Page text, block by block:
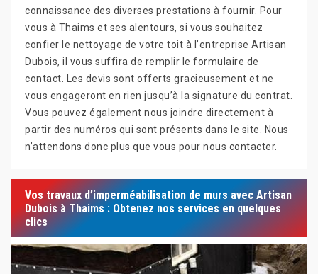
connaissance des diverses prestations à fournir. Pour
vous à Thaims et ses alentours, si vous souhaitez
confier le nettoyage de votre toit à l’entreprise Artisan
Dubois, il vous suffira de remplir le formulaire de
contact. Les devis sont offerts gracieusement et ne
vous engageront en rien jusqu’à la signature du contrat.
Vous pouvez également nous joindre directement à
partir des numéros qui sont présents dans le site. Nous
n’attendons donc plus que vous pour nous contacter.
Vos travaux d’imperméabilisation de murs avec Artisan
Dubois à Thaims : Obtenez nos services en quelques
clics